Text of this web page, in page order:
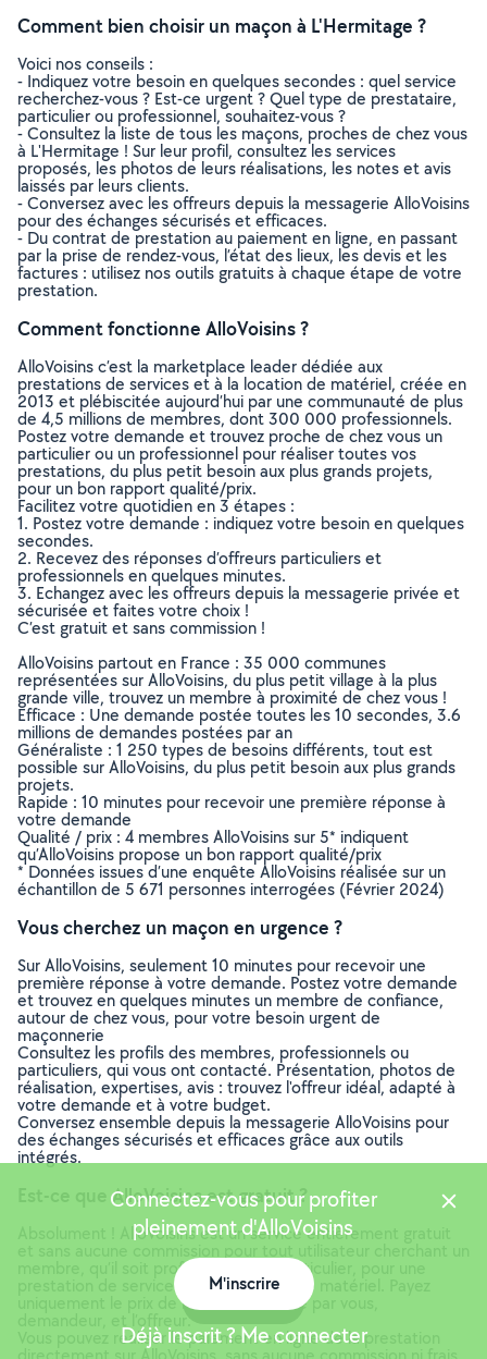
Comment bien choisir un maçon à L'Hermitage ?
Voici nos conseils :
- Indiquez votre besoin en quelques secondes : quel service
recherchez-vous ? Est-ce urgent ? Quel type de prestataire,
particulier ou professionnel, souhaitez-vous ?
- Consultez la liste de tous les maçons, proches de chez vous
à L'Hermitage ! Sur leur profil, consultez les services
proposés, les photos de leurs réalisations, les notes et avis
laissés par leurs clients.
- Conversez avec les offreurs depuis la messagerie AlloVoisins
pour des échanges sécurisés et efficaces.
- Du contrat de prestation au paiement en ligne, en passant
par la prise de rendez-vous, l’état des lieux, les devis et les
factures : utilisez nos outils gratuits à chaque étape de votre
prestation.
Comment fonctionne AlloVoisins ?
AlloVoisins c’est la marketplace leader dédiée aux
prestations de services et à la location de matériel, créée en
2013 et plébiscitée aujourd’hui par une communauté de plus
de 4,5 millions de membres, dont 300 000 professionnels.
Postez votre demande et trouvez proche de chez vous un
particulier ou un professionnel pour réaliser toutes vos
prestations, du plus petit besoin aux plus grands projets,
pour un bon rapport qualité/prix.
Facilitez votre quotidien en 3 étapes :
1. Postez votre demande : indiquez votre besoin en quelques
secondes.
2. Recevez des réponses d’offreurs particuliers et
professionnels en quelques minutes.
3. Echangez avec les offreurs depuis la messagerie privée et
sécurisée et faites votre choix !
C’est gratuit et sans commission !
AlloVoisins partout en France : 35 000 communes
représentées sur AlloVoisins, du plus petit village à la plus
grande ville, trouvez un membre à proximité de chez vous !
Efficace : Une demande postée toutes les 10 secondes, 3.6
millions de demandes postées par an
Généraliste : 1 250 types de besoins différents, tout est
possible sur AlloVoisins, du plus petit besoin aux plus grands
projets.
Rapide : 10 minutes pour recevoir une première réponse à
votre demande
Qualité / prix : 4 membres AlloVoisins sur 5* indiquent
qu’AlloVoisins propose un bon rapport qualité/prix
* Données issues d’une enquête AlloVoisins réalisée sur un
échantillon de 5 671 personnes interrogées (Février 2024)
Vous cherchez un maçon en urgence ?
Sur AlloVoisins, seulement 10 minutes pour recevoir une
première réponse à votre demande. Postez votre demande
et trouvez en quelques minutes un membre de confiance,
autour de chez vous, pour votre besoin urgent de
maçonnerie
Consultez les profils des membres, professionnels ou
particuliers, qui vous ont contacté. Présentation, photos de
réalisation, expertises, avis : trouvez l'offreur idéal, adapté à
votre demande et à votre budget.
Conversez ensemble depuis la messagerie AlloVoisins pour
des échanges sécurisés et efficaces grâce aux outils
intégrés.
Est-ce que AlloVoisins est gratuit ?
Absolument ! AlloVoisins est un service entièrement gratuit
membre, qu’il soit professionnel ou particulier, pour une
prestation de service ou une location de matériel. Payez
uniquement le prix de la prestation, fixé par vous,
Vous pouvez réaliser le paiement en ligne de la prestation
Connectez-vous pour profiter
pleinement d'AlloVoisins
M'inscrire
Déjà inscrit ? Me connecter